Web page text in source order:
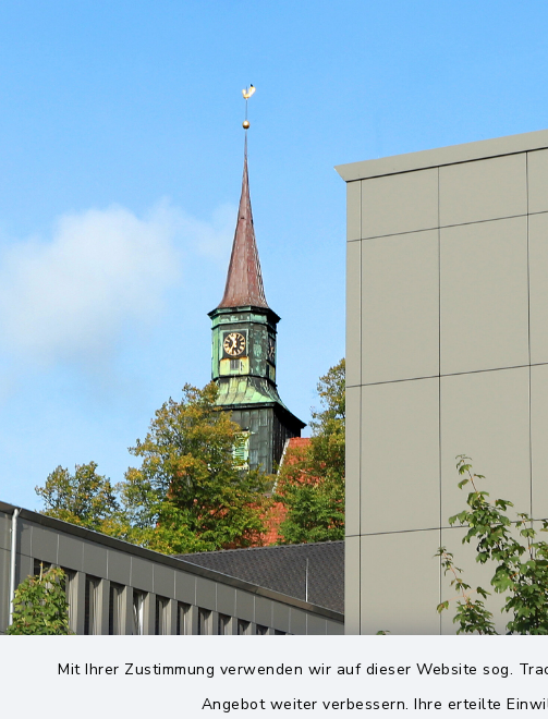
Mit Ihrer Zustimmung verwenden wir auf dieser Website sog.
Angebot weiter verbessern. Ihre erteilte